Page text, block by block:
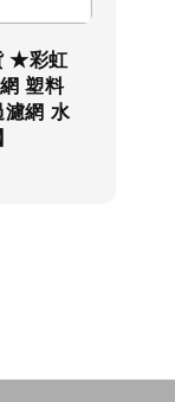
★彩虹
塑料
濾網 水